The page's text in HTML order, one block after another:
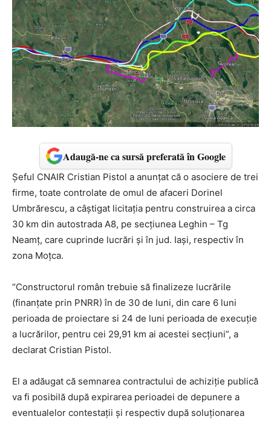
Adaugă-ne ca sursă preferată în Google
Şeful CNAIR Cristian Pistol a anunțat că o asociere de trei
firme, toate controlate de omul de afaceri Dorinel
Umbrărescu, a câştigat licitația pentru construirea a circa
30 km din autostrada A8, pe secțiunea Leghin – Tg
Neamț, care cuprinde lucrări şi în jud. Iaşi, respectiv în
zona Moțca.
“Constructorul român trebuie să finalizeze lucrările
(finanțate prin PNRR) în de 30 de luni, din care 6 luni
perioada de proiectare si 24 de luni perioada de execuție
a lucrărilor, pentru cei 29,91 km ai acestei secțiuni”, a
declarat Cristian Pistol.
El a adăugat că semnarea contractului de achiziție publică
va fi posibilă după expirarea perioadei de depunere a
eventualelor contestații şi respectiv după soluționarea